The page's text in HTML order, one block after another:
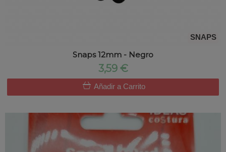
SNAPS
Snaps 12mm - Negro
3,59 €
Añadir a Carrito